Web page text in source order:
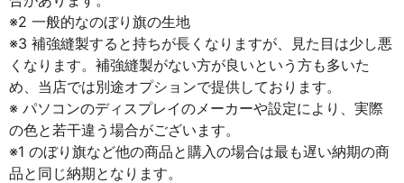
※2 一般的なのぼり旗の生地
※3 補強縫製すると持ちが長くなりますが、見た目は少し悪
くなります。補強縫製がない方が良いという方も多いた
め、当店では別途オプションで提供しております。
※ パソコンのディスプレイのメーカーや設定により、実際
の色と若干違う場合がございます。
※1 のぼり旗など他の商品と購入の場合は最も遅い納期の商
品と同じ納期となります。